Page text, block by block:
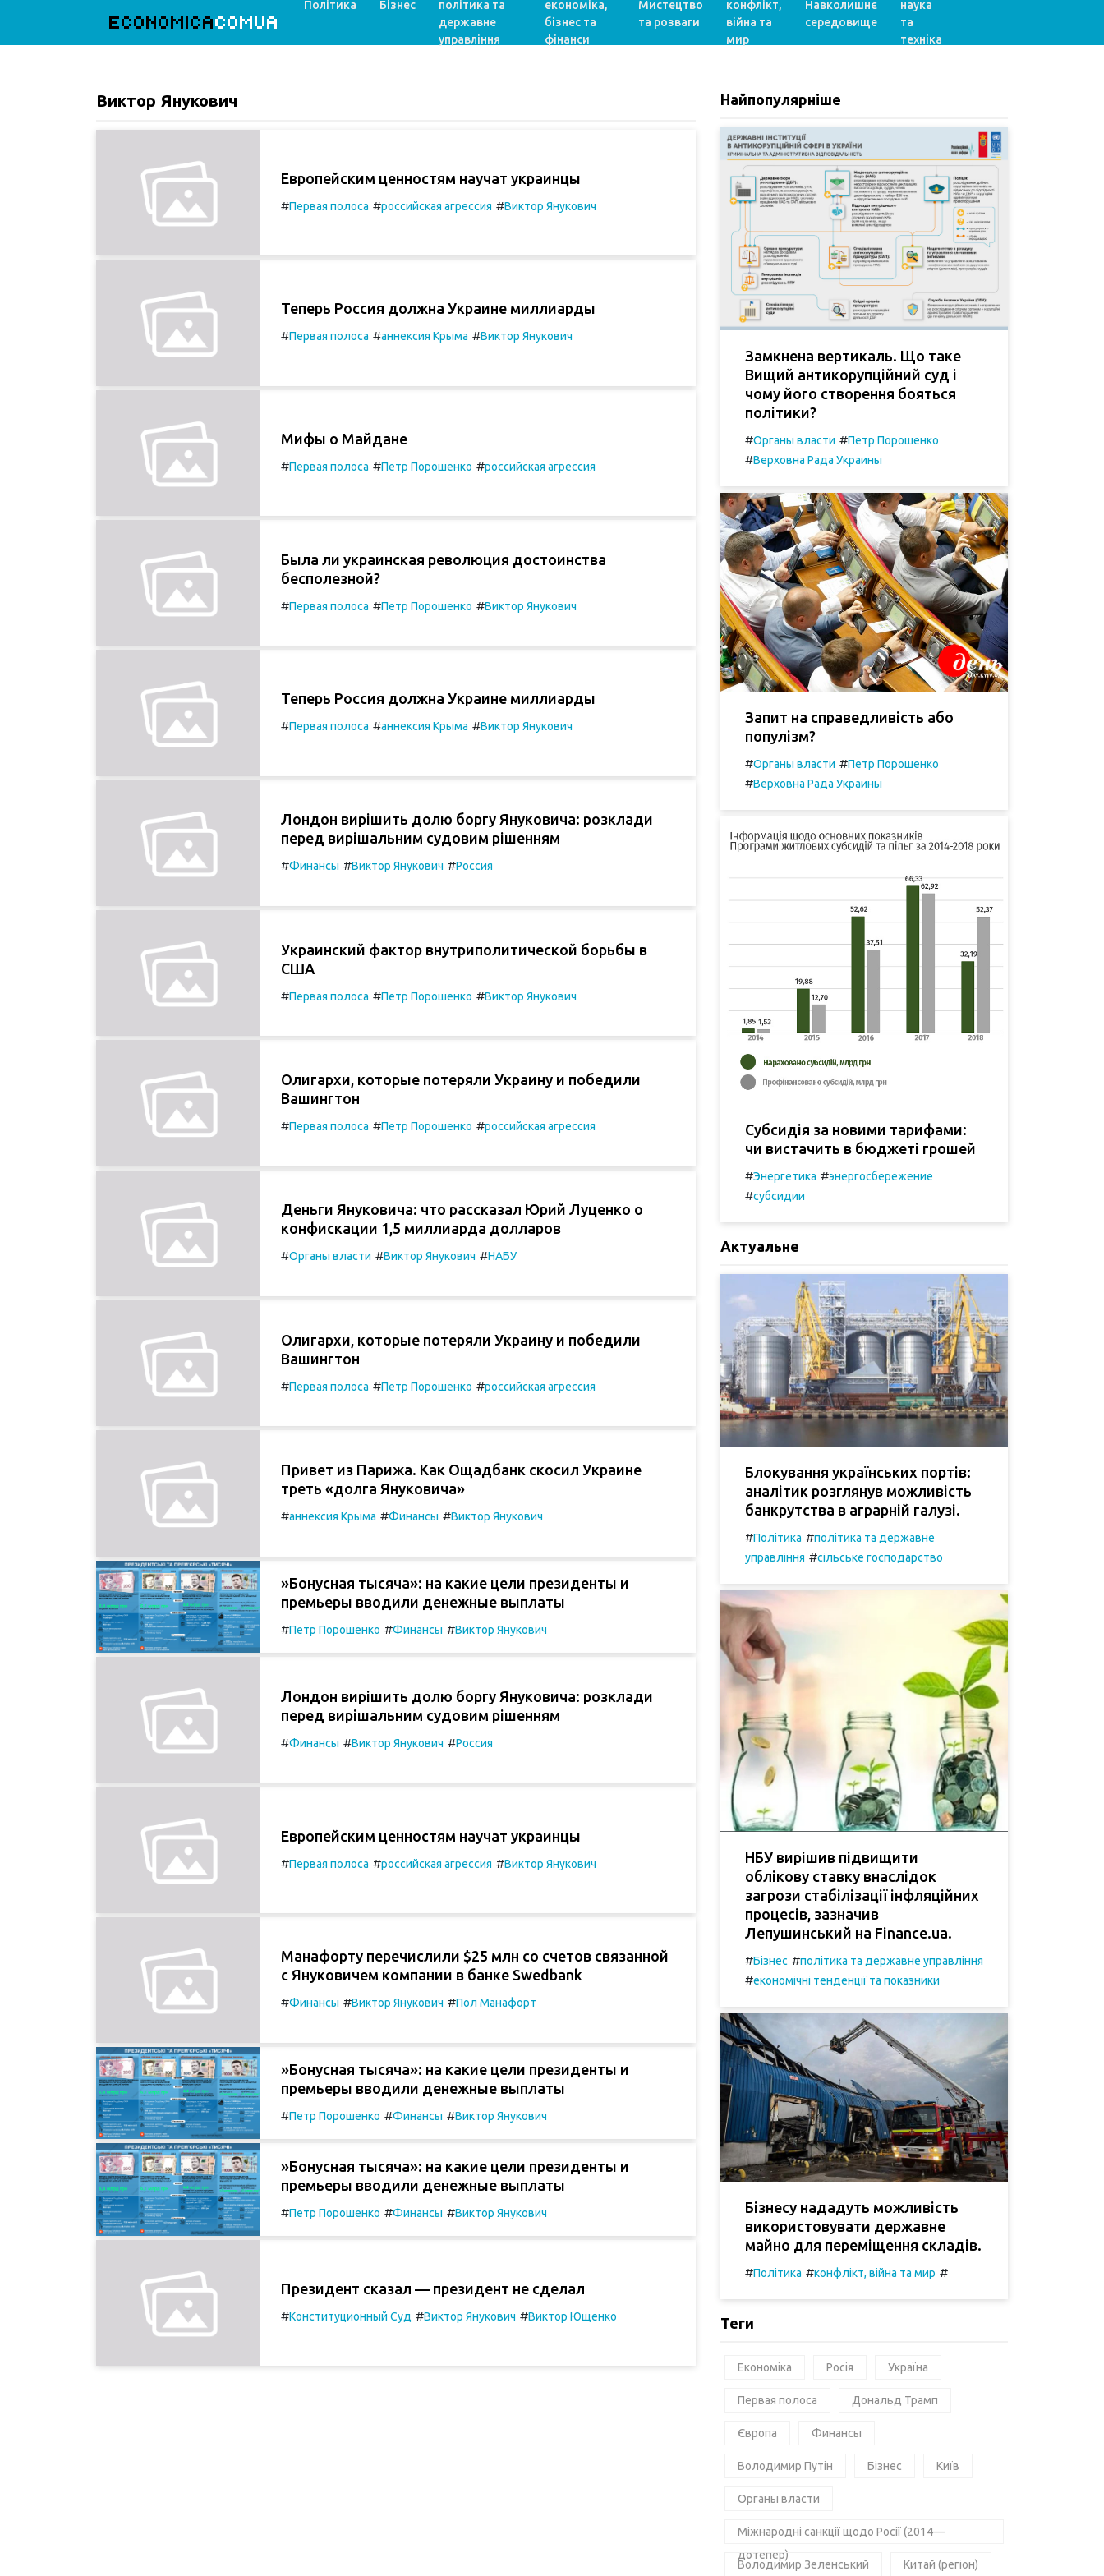
ECONOMICACOMUA
Політика Бізнес
політика та
державне
управління
економіка,
бізнес та
фінанси
Мистецтво
та розваги
конфлікт,
війна та
мир
Навколишнє
середовище
наука
та
техніка
Виктор Янукович
Европейским ценностям научат украинцы
#Первая полоса #российская агрессия #Виктор Янукович
Теперь Россия должна Украине миллиарды
#Первая полоса #аннексия Крыма #Виктор Янукович
Мифы о Майдане
#Первая полоса #Петр Порошенко #российская агрессия
Была ли украинская революция достоинства
бесполезной?
#Первая полоса #Петр Порошенко #Виктор Янукович
Теперь Россия должна Украине миллиарды
#Первая полоса #аннексия Крыма #Виктор Янукович
Лондон вирішить долю боргу Януковича: розклади
перед вирішальним судовим рішенням
#Финансы #Виктор Янукович #Россия
Украинский фактор внутриполитической борьбы в
США
#Первая полоса #Петр Порошенко #Виктор Янукович
Oлигархи, которые потеряли Украину и победили
Вашингтон
#Первая полоса #Петр Порошенко #российская агрессия
Деньги Януковича: что рассказал Юрий Луценко о
конфискации 1,5 миллиарда долларов
#Органы власти #Виктор Янукович #НАБУ
Oлигархи, которые потеряли Украину и победили
Вашингтон
#Первая полоса #Петр Порошенко #российская агрессия
Привет из Парижа. Как Ощадбанк скосил Украине
треть «долга Януковича»
#аннексия Крыма #Финансы #Виктор Янукович
»Бонусная тысяча»: на какие цели президенты и
премьеры вводили денежные выплаты
#Петр Порошенко #Финансы #Виктор Янукович
Лондон вирішить долю боргу Януковича: розклади
перед вирішальним судовим рішенням
#Финансы #Виктор Янукович #Россия
Европейским ценностям научат украинцы
#Первая полоса #российская агрессия #Виктор Янукович
Манафорту перечислили $25 млн со счетов связанной
с Януковичем компании в банке Swedbank
#Финансы #Виктор Янукович #Пол Манафорт
»Бонусная тысяча»: на какие цели президенты и
премьеры вводили денежные выплаты
#Петр Порошенко #Финансы #Виктор Янукович
»Бонусная тысяча»: на какие цели президенты и
премьеры вводили денежные выплаты
#Петр Порошенко #Финансы #Виктор Янукович
Президент сказал — президент не сделал
#Конституционный Суд #Виктор Янукович #Виктор Ющенко
Найпопулярніше
Замкнена вертикаль. Що таке
Вищий антикорупційний суд і
чому його створення бояться
політики?
#Органы власти #Петр Порошенко
#Верховна Рада Украины
Запит на справедливість або
популізм?
#Органы власти #Петр Порошенко
#Верховна Рада Украины
Субсидія за новими тарифами:
чи вистачить в бюджеті грошей
#Энергетика #энергосбережение
#субсидии
Актуальне
Блокування українських портів:
аналітик розглянув можливість
банкрутства в аграрній галузі.
#Політика #політика та державне
управління #сільське господарство
НБУ вирішив підвищити
облікову ставку внаслідок
загрози стабілізації інфляційних
процесів, зазначив
Лепушинський на Finance.ua.
#Бізнес #політика та державне управління
#економічні тенденції та показники
Бізнесу нададуть можливість
використовувати державне
майно для переміщення складів.
#Політика #конфлікт, війна та мир #
Теги
Економіка Росія Україна
Первая полоса Дональд Трамп
Європа Финансы
Володимир Путін Бізнес Київ
Органы власти
Міжнародні санкції щодо Росії (2014—
дотепер)
Володимир Зеленський Китай (регіон)